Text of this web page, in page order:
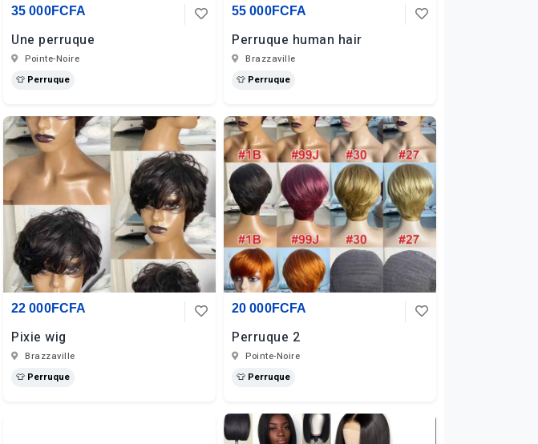
35 000FCFA
Une perruque
Pointe-Noire
👕 Perruque
55 000FCFA
Perruque human hair
Brazzaville
👕 Perruque
22 000FCFA
Pixie wig
Brazzaville
👕 Perruque
20 000FCFA
Perruque 2
Pointe-Noire
👕 Perruque